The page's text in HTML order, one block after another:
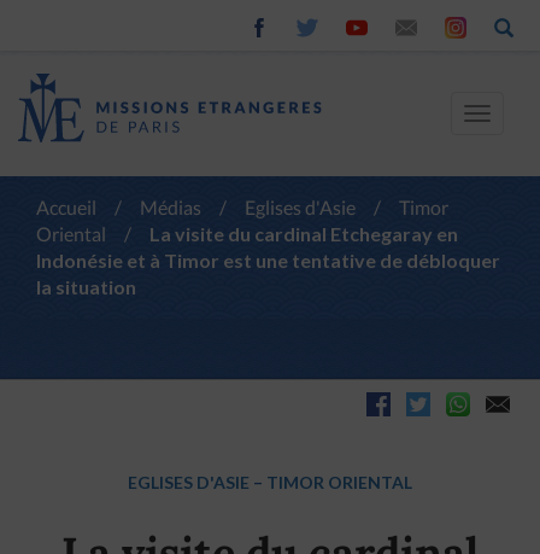
Toggle
Accueil / Médias / Eglises d'Asie /
Timor
Oriental
/
La visite du cardinal Etchegaray en
Indonésie et à Timor est une tentative de débloquer
la situation
EGLISES D'ASIE – TIMOR ORIENTAL